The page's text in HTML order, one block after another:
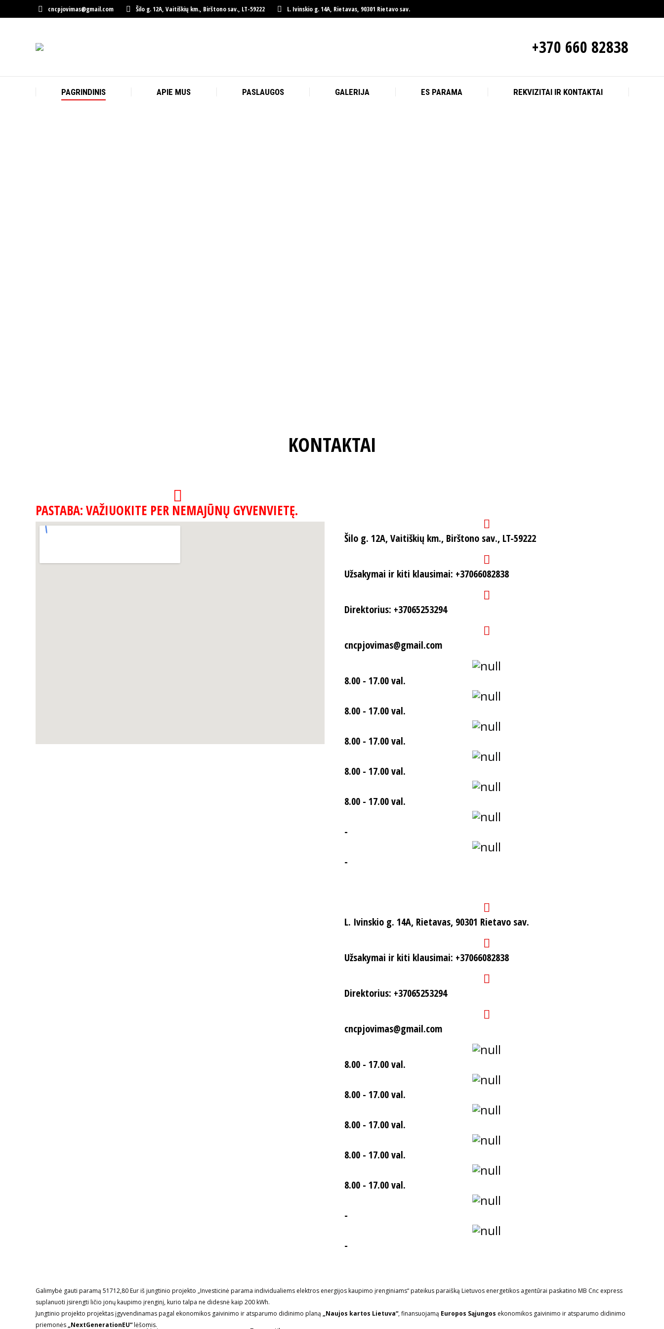
cncpjovimas@gmail.com Šilo g. 12A, Vaitiškių km., Birštono sav., LT-59222 L. Ivinskio g. 14A, Rietavas, 90301 Rietavo sav.
+370 660 82838
PAGRINDINIS APIE MUS PASLAUGOS GALERIJA ES PARAMA REKVIZITAI IR KONTAKTAI
KONTAKTAI
PASTABA: VAŽIUOKITE PER NEMAJŪNŲ GYVENVIETĘ.
Šilo g. 12A, Vaitiškių km., Birštono sav., LT-59222
Užsakymai ir kiti klausimai: +37066082838
Direktorius: +37065253294
cncpjovimas@gmail.com
8.00 - 17.00 val.
8.00 - 17.00 val.
8.00 - 17.00 val.
8.00 - 17.00 val.
8.00 - 17.00 val.
-
-
L. Ivinskio g. 14A, Rietavas, 90301 Rietavo sav.
Užsakymai ir kiti klausimai: +37066082838
Direktorius: +37065253294
cncpjovimas@gmail.com
8.00 - 17.00 val.
8.00 - 17.00 val.
8.00 - 17.00 val.
8.00 - 17.00 val.
8.00 - 17.00 val.
-
-
Galimybė gauti paramą 51712,80 Eur iš jungtinio projekto „Investicinė parama individualiems elektros energijos kaupimo įrenginiams“ pateikus paraišką Lietuvos energetikos agentūrai paskatino MB Cnc express
suplanuoti įsirengti ličio jonų kaupimo įrenginį, kurio talpa ne didesnė kaip 200 kWh.
Jungtinio projekto projektas įgyvendinamas pagal ekonomikos gaivinimo ir atsparumo didinimo planą „Naujos kartos Lietuva“, finansuojamą Europos Sąjungos ekonomikos gaivinimo ir atsparumo didinimo
priemonės„NextGenerationEU“lėšomis.